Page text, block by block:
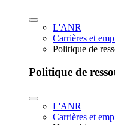
L'ANR
Carrières et
Politique de
Politique de
L'ANR
Carrières et